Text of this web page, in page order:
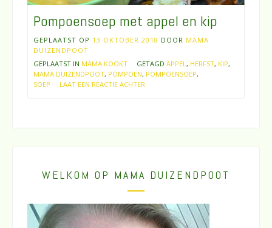
Pompoensoep met appel en kip
GEPLAATST OP 13 OKTOBER 2018 DOOR MAMA
DUIZENDPOOT
GEPLAATST IN MAMA KOOKT GETAGD APPEL , HERFST, KIP,
MAMA DUIZENDPOOT, POMPOEN, POMPOENSOEP,
SOEP
LAAT EEN REACTIE ACHTER
WELKOM OP MAMA DUIZENDPOOT